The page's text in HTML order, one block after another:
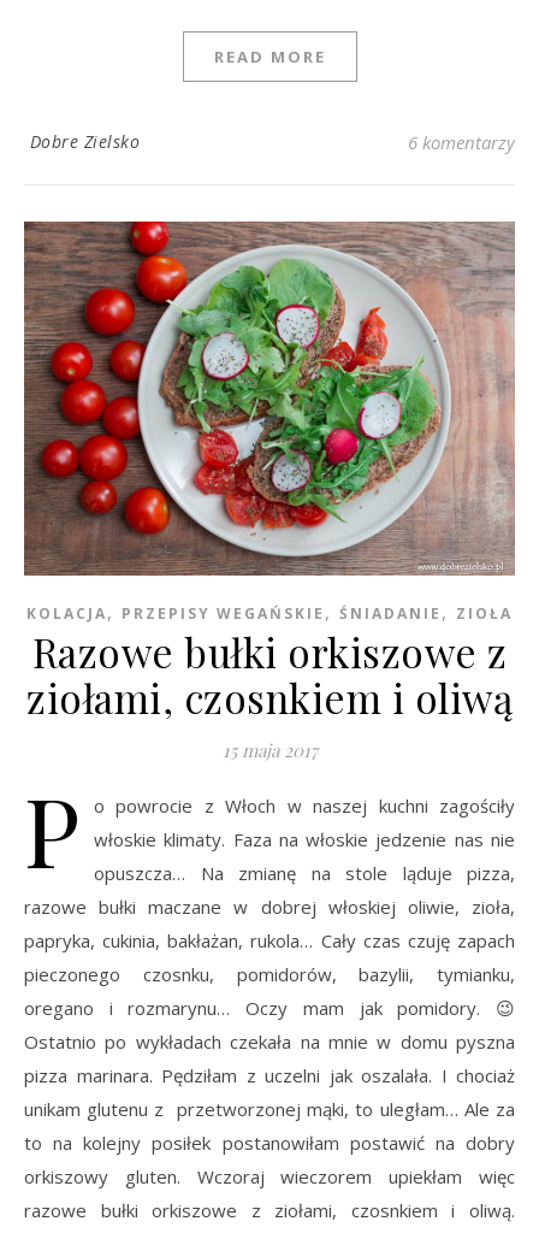
READ MORE
Dobre Zielsko 6 komentarzy
KOLACJA, PRZEPISY WEGAŃSKIE , ŚNIADANIE , ZIOŁA
Razowe bułki orkiszowe z
ziołami, czosnkiem i oliwą
15 maja 2017
P
o powrocie z Włoch w naszej kuchni zagościły
włoskie klimaty. Faza na włoskie jedzenie nas nie
opuszcza… Na zmianę na stole ląduje pizza,
razowe bułki maczane w dobrej włoskiej oliwie, zioła,
papryka, cukinia, bakłażan, rukola… Cały czas czuję zapach
pieczonego czosnku, pomidorów, bazylii, tymianku,
oregano i rozmarynu… Oczy mam jak pomidory. 😉
Ostatnio po wykładach czekała na mnie w domu pyszna
pizza marinara. Pędziłam z uczelni jak oszalała. I chociaż
unikam glutenu z przetworzonej mąki, to uległam… Ale za
to na kolejny posiłek postanowiłam postawić na dobry
orkiszowy gluten. Wczoraj wieczorem upiekłam więc
razowe bułki orkiszowe z ziołami, czosnkiem i oliwą.